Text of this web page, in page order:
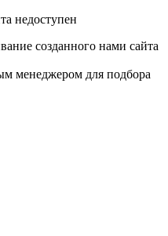
недоступен
созданного нами сайта
менеджером для подбора